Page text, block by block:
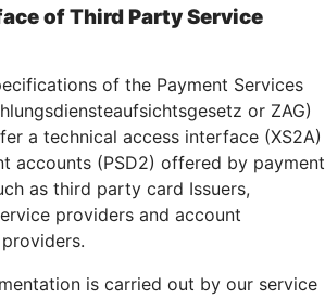
of Third Party Service
of the Payment Services
or ZAG)
a technical access interface (XS2A)
accounts (PSD2) offered by payment
as third party card Issuers,
providers and account
is carried out by our service